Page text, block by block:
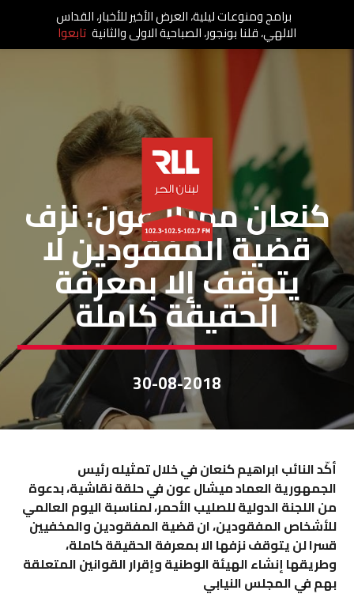
مقالات
كنعان ممثلا عون: نزف
قضية المفقودين لا
يتوقف إلا بمعرفة
الحقيقة كاملة
30-08-2018
أكّد النائب ابراهيم كنعان في خلال تمثيله رئيس
الجمهورية العماد ميشال عون في حلقة نقاشية، بدعوة
من اللجنة الدولية للصليب الأحمر، لمناسبة اليوم العالمي
للأشخاص المفقودين، ان قضية المفقودين والمخفيين
قسرا لن يتوقف نزفها الا بمعرفة الحقيقة كاملة،
وطريقها إنشاء الهيئة الوطنية وإقرار القوانين المتعلقة
بهم في المجلس النيابي
برامج ومنوعات ليلية، العرض الأخير للأخبار، القداس
الالهي، قلنا بونجور، الصباحية الاولى والثانية تابعوا